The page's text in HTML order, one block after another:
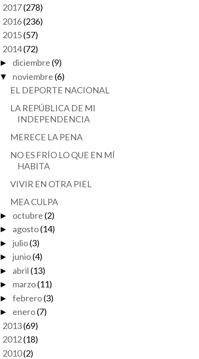
INFELIZ
2017 (278)
2016 (236)
2015 (57)
2014 (72)
► diciembre (9)
▼ noviembre (6)
EL DEPORTE NACIONAL
LA REPÚBLICA DE MI
INDEPENDENCIA
MERECE LA PENA
NO ES FRÍO LO QUE EN MÍ
HABITA
VIVIR EN OTRA PIEL
MEA CULPA
► octubre (2)
► agosto(14)
►julio(3)
►junio(4)
► abril (13)
► marzo(11)
►febrero(3)
► enero(7)
2013 (69)
2012 (18)
2010 (2)